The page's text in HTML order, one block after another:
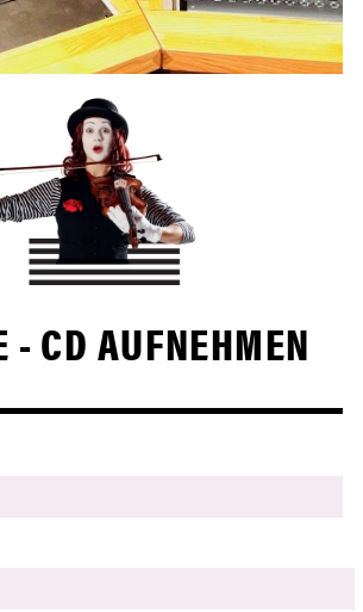
- CD AUFNEHMEN